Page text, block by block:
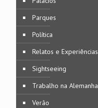
Parques
Política
Relatos e Experiências
Sightseeing
Trabalho na Alemanha
Verão